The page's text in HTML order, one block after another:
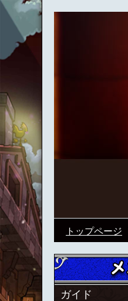
トップページ
ガイド